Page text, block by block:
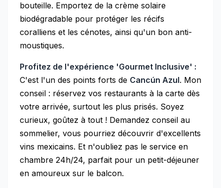
bouteille. Emportez de la crème solaire
biodégradable pour protéger les récifs
coralliens et les cénotes, ainsi qu'un bon anti-
moustiques.
Profitez de l'expérience 'Gourmet Inclusive' :
C'est l'un des points forts de Cancún Azul. Mon
conseil : réservez vos restaurants à la carte dès
votre arrivée, surtout les plus prisés. Soyez
curieux, goûtez à tout ! Demandez conseil au
sommelier, vous pourriez découvrir d'excellents
vins mexicains. Et n'oubliez pas le service en
chambre 24h/24, parfait pour un petit-déjeuner
en amoureux sur le balcon.